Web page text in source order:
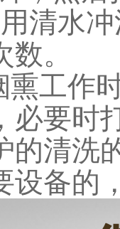
清水
。
熏工作
必要时
的清洗
设备的